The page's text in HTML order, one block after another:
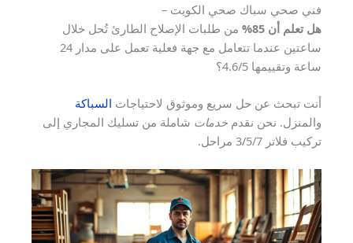
فني صحي سباك صحي الكويت –
هل تعلم أن 85%
من طلبات الإصلاح الطارئ تُحل خلال
ساعتين عندما تتعامل مع جهة فعلية تعمل على مدار 24
ساعة وتقييمها 4.6/5؟
أنت تبحث عن حل سريع وموثوق لاحتياجات السباكة
والمنزل. نحن نقدم خدمات شاملة من تسليك المجاري إلى
تركيب فلاتر 3/5/7 مراحل.